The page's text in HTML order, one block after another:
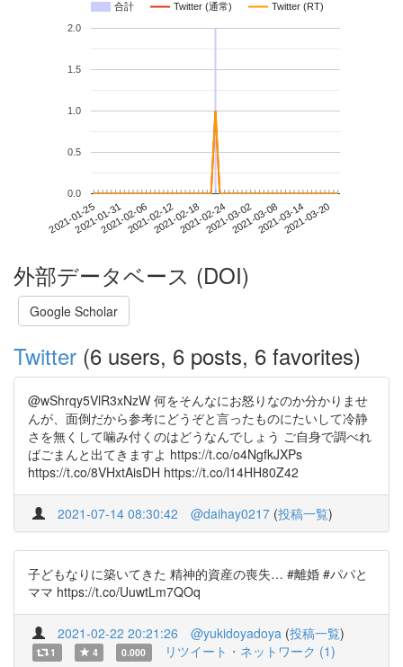
合計 Twitter (通常) Twitter (RT)
2021-01-252021-01-312021-02-062021-02-122021-02-182021-02-242021-03-022021-03-082021-03-142021-03-20
0.0
0.5
1.0
1.5
2.0
外部データベース (DOI)
Google Scholar
Twitter (6 users, 6 posts, 6 favorites)
@wShrqy5VlR3xNzW 何をそんなにお怒りなのか分かりませ
んが、面倒だから参考にどうぞと言ったものにたいして冷静
さを無くして噛み付くのはどうなんでしょう ご自身で調べれ
ばごまんと出てきますよ https://t.co/o4NgfkJXPs
https://t.co/8VHxtAisDH https://t.co/l14HH80Z42
2021-07-14 08:30:42 @daihay0217 (投稿一覧)
子どもなりに築いてきた 精神的資産の喪失… #離婚 #パパと
ママ https://t.co/UuwtLm7QOq
2021-02-22 20:21:26 @yukidoyadoya (投稿一覧)
1 4 0.000 リツイート・ネットワーク (1)